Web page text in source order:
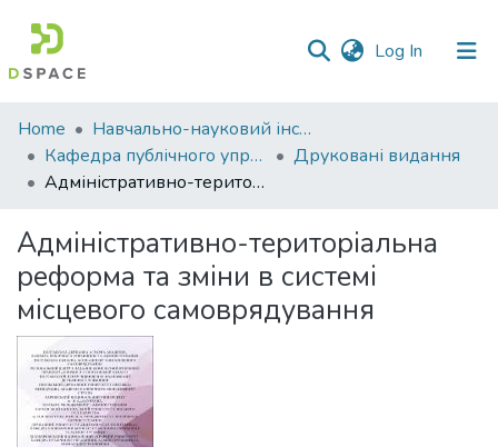
Log In (current)
Communities
&
Collections
Statistics
Home
Навчально-науковий інститут економіки, управління, права та інформаційних технологій
Кафедра публічного управління та адміністрування
Друковані видання
Адміністративно-територіальна реформа та зміни в системі місцевого самоврядування
Адміністративно-територіальна
реформа та зміни в системі
місцевого самоврядування